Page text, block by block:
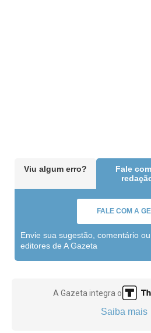
Viu algum erro?
Fale
FALE COM A
Envie sua sugestão, comentário
editores de A Gazeta
A Gazeta integra o
Saiba mais